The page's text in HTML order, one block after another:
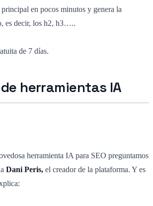
en pocos minutos y genera la
es decir, los h2, h3…..
de 7 días.
herramientas IA
herramienta IA para SEO preguntamos
Dani Peris, el creador de la plataforma. Y es